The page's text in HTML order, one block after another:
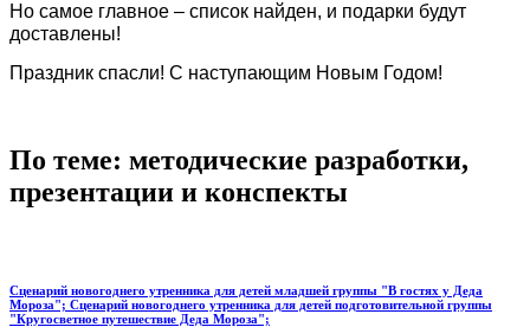
Но самое главное – список найден, и подарки будут
доставлены!
Праздник спасли! С наступающим Новым Годом!
По теме: методические разработки,
презентации и конспекты
Сценарий новогоднего утренника для детей младшей группы "В гостях у Деда
Мороза"; Сценарий новогоднего утренника для детей подготовительной группы
"Кругосветное путешествие Деда Мороза";